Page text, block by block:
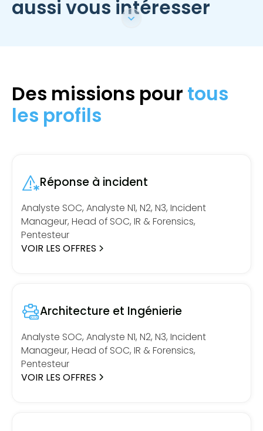
aussi vous intéresser
Des missions pour tous
les profils
Réponse à incident
Analyste SOC, Analyste N1, N2, N3, Incident
Manageur, Head of SOC, IR & Forensics,
Pentesteur
VOIR LES OFFRES
Architecture et Ingénierie
Analyste SOC, Analyste N1, N2, N3, Incident
Manageur, Head of SOC, IR & Forensics,
Pentesteur
VOIR LES OFFRES